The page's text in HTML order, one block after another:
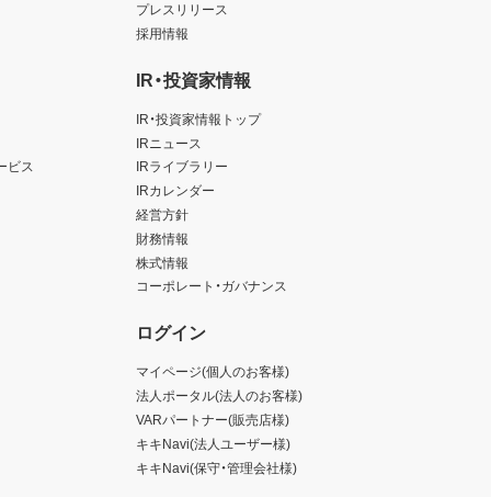
ビス
プレスリリース
採用情報
IR・投資家情報
IR・投資家情報トップ
IRニュース
IRライブラリー
IRカレンダー
経営方針
財務情報
株式情報
コーポレート・ガバナンス
ログイン
マイページ(個人のお客様)
法人ポータル(法人のお客様)
VARパートナー(販売店様)
キキNavi(法人ユーザー様)
キキNavi(保守・管理会社様)